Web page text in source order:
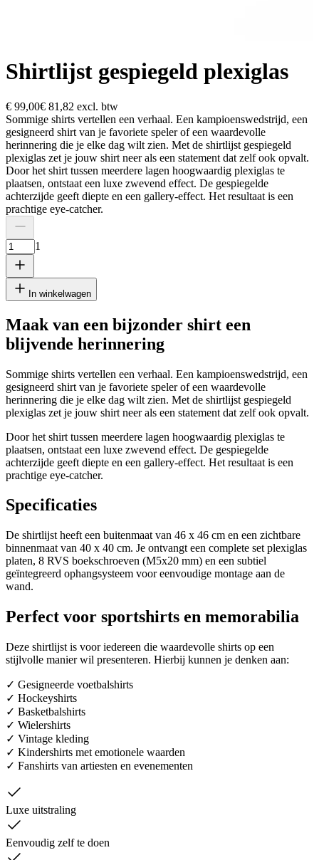
Shirtlijst gespiegeld plexiglas
€ 99,00€ 81,82 excl. btw
Sommige shirts vertellen een verhaal. Een kampioenswedstrijd, een
gesigneerd shirt van je favoriete speler of een waardevolle
herinnering die je elke dag wilt zien. Met de shirtlijst gespiegeld
plexiglas zet je jouw shirt neer als een statement dat zelf ook opvalt.
Door het shirt tussen meerdere lagen hoogwaardig plexiglas te
plaatsen, ontstaat een luxe zwevend effect. De gespiegelde
achterzijde geeft diepte en een gallery-effect. Het resultaat is een
prachtige eye-catcher.
1
In winkelwagen
Maak van een bijzonder shirt een
blijvende herinnering
Sommige shirts vertellen een verhaal. Een kampioenswedstrijd, een
gesigneerd shirt van je favoriete speler of een waardevolle
herinnering die je elke dag wilt zien. Met de shirtlijst gespiegeld
plexiglas zet je jouw shirt neer als een statement dat zelf ook opvalt.
Door het shirt tussen meerdere lagen hoogwaardig plexiglas te
plaatsen, ontstaat een luxe zwevend effect. De gespiegelde
achterzijde geeft diepte en een gallery-effect. Het resultaat is een
prachtige eye-catcher.
Specificaties
De shirtlijst heeft een buitenmaat van 46 x 46 cm en een zichtbare
binnenmaat van 40 x 40 cm. Je ontvangt een complete set plexiglas
platen, 8 RVS boekschroeven (M5x20 mm) en een subtiel
geïntegreerd ophangsysteem voor eenvoudige montage aan de
wand.
Perfect voor sportshirts en memorabilia
Deze shirtlijst is voor iedereen die waardevolle shirts op een
stijlvolle manier wil presenteren. Hierbij kunnen je denken aan:
✓ Gesigneerde voetbalshirts
✓ Hockeyshirts
✓ Basketbalshirts
✓ Wielershirts
✓ Vintage kleding
✓ Kindershirts met emotionele waarden
✓ Fanshirts van artiesten en evenementen
Luxe uitstraling
Eenvoudig zelf te doen